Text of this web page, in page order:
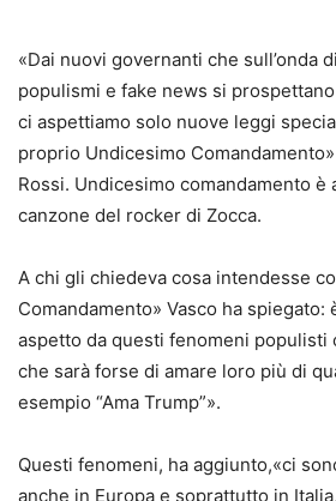
«Dai nuovi governanti che sull’onda
populismi e fake news si
ci aspettiamo solo nuove leggi
proprio Undicesimo
Rossi. Undicesimo comandamento è
canzone del rocker di Zocca.
A chi gli chiedeva cosa intendesse
Comandamento» Vasco ha spiegato:
aspetto da questi fenomeni populisti
che sarà forse di amare loro più di
esempio “Ama Trump”».
Questi fenomeni, ha aggiunto,«ci
anche in Europa e soprattutto in